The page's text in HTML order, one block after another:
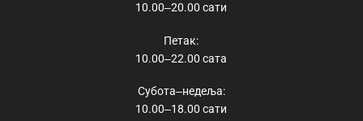
10.00‒20.00 сати
Петак:
10.00‒22.00 сата
Субота‒недеља:
10.00‒18.00 сати